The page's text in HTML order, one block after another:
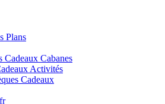
Plans
Cadeaux Cabanes
Activités
Cadeaux